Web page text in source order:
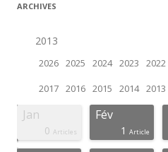
ARCHIVES
2013
2026 2025 2024 2023 2022
2017 2016 2015 2014 2013
Jan
0 Articles
Fév
1 Article